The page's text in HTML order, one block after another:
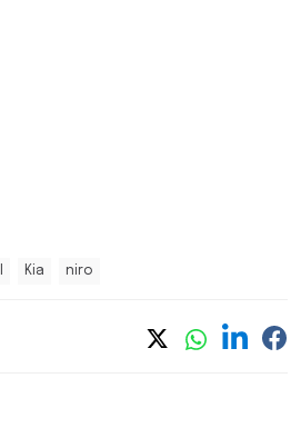
Kia niro